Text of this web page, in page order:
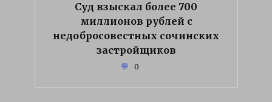
Суд взыскал более 700
миллионов рублей с
недобросовестных сочинских
застройщиков
0